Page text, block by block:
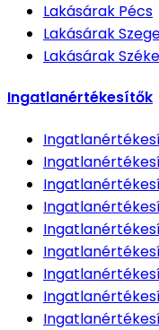
Lakásárak Pécs
Lakásárak
Lakásárak
Ingatlanértékesítők